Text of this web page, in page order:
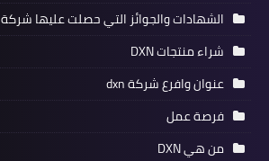
الشهادات والجوائز التي حصلت عليها شركة dxn
شراء منتجات DXN
عنوان وافرع شركة dxn
فرصة عمل
من هي DXN